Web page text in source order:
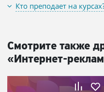
Кто преподает на
Смотрите также
«Интернет-